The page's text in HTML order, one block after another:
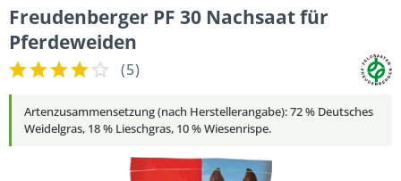
Freudenberger PF 30 Nachsaat für
Pferdeweiden
(5)
Artenzusammensetzung (nach Herstellerangabe): 72 % Deutsches
Weidelgras, 18 % Lieschgras, 10 % Wiesenrispe.